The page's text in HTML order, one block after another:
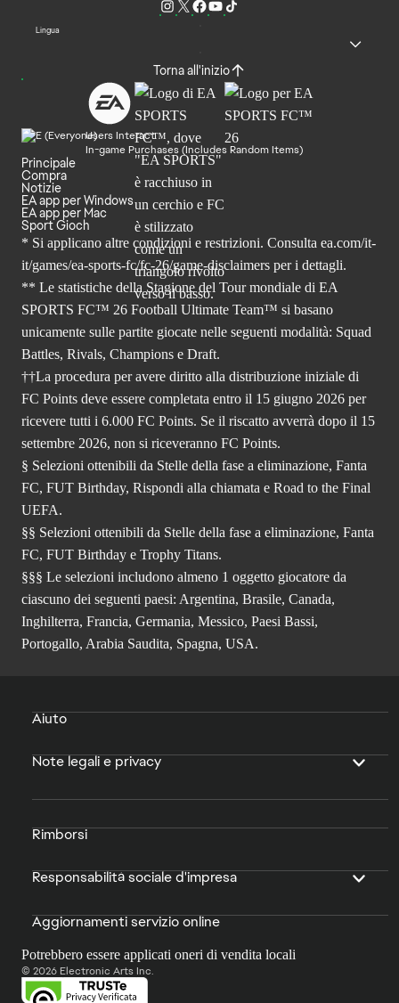
Lingua
Torna all'inizio
Users Interact
In-game Purchases (Includes Random Items)
Principale
Compra
Notizie
EA app per Windows
EA app per Mac
Sport Gioch
* Si applicano altre condizioni e restrizioni. Consulta ea.com/it-
it/games/ea-sports-fc/fc-26/game-disclaimers per i dettagli.
** Le statistiche della Stagione del Tour mondiale di EA
SPORTS FC™ 26 Football Ultimate Team™ si basano
unicamente sulle partite giocate nelle seguenti modalità: Squad
Battles, Rivals, Champions e Draft.
††La procedura per avere diritto alla distribuzione iniziale di
FC Points deve essere completata entro il 15 giugno 2026 per
ricevere tutti i 6.000 FC Points. Se il riscatto avverrà dopo il 15
settembre 2026, non si riceveranno FC Points.
§ Selezioni ottenibili da Stelle della fase a eliminazione, Fanta
FC, FUT Birthday, Rispondi alla chiamata e Road to the Final
UEFA.
§§ Selezioni ottenibili da Stelle della fase a eliminazione, Fanta
FC, FUT Birthday e Trophy Titans.
§§§ Le selezioni includono almeno 1 oggetto giocatore da
ciascuno dei seguenti paesi: Argentina, Brasile, Canada,
Inghilterra, Francia, Germania, Messico, Paesi Bassi,
Portogallo, Arabia Saudita, Spagna, USA.
Aiuto
Note legali e privacy
Rimborsi
Responsabilità sociale d'impresa
Aggiornamenti servizio online
Potrebbero essere applicati oneri di vendita locali
© 2026 Electronic Arts Inc.